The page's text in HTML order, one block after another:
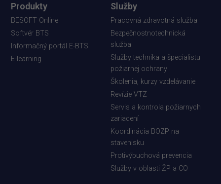
Produkty
BESOFT Online
Softvér BTS
Informačný portál E-BTS
E-learning
Služby
Pracovná zdravotná služba
Bezpečnostnotechnická
služba
Služby technika a špecialistu
požiarnej ochrany
Školenia, kurzy vzdelávanie
Revízie VTZ
Servis a kontrola požiarnych
zariadení
Koordinácia BOZP na
stavenisku
Protivýbuchová prevencia
Služby v oblasti ŽP a CO